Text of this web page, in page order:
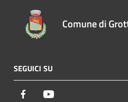
Comune di
SEGUICI SU
Facebook